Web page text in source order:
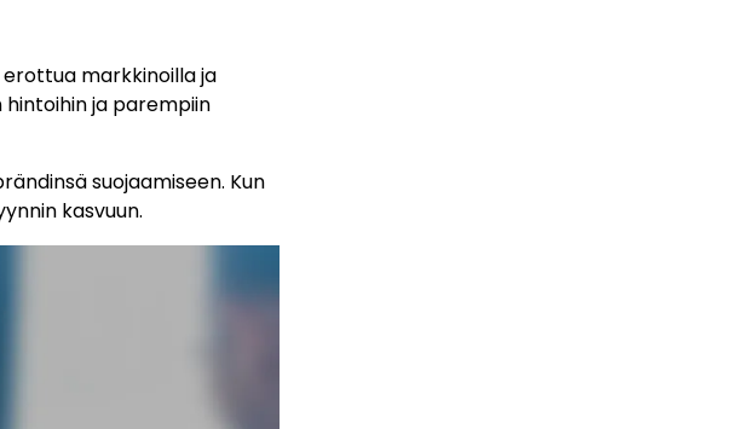
markkinoilla ja
ja parempiin
suojaamiseen. Kun
kasvuun.